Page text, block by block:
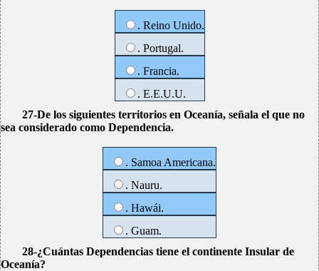
. Reino Unido.
. Portugal.
. Francia.
. E.E.U.U.
27-De los siguientes territorios en Oceanía, señala el que no
sea considerado como Dependencia.
. Samoa Americana.
. Nauru.
. Hawái.
. Guam.
28-¿Cuántas Dependencias tiene el continente Insular de
Oceanía?